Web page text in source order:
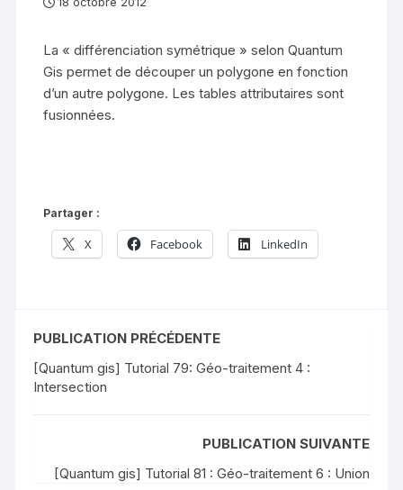
La « différenciation symétrique » selon Quantum
Gis permet de découper un polygone en fonction
d’un autre polygone. Les tables attributaires sont
fusionnées.
Partager :
X Facebook LinkedIn
PUBLICATION PRÉCÉDENTE
[Quantum gis] Tutorial 79: Géo-traitement 4 :
Intersection
PUBLICATION SUIVANTE
[Quantum gis] Tutorial 81 : Géo-traitement 6 : Union